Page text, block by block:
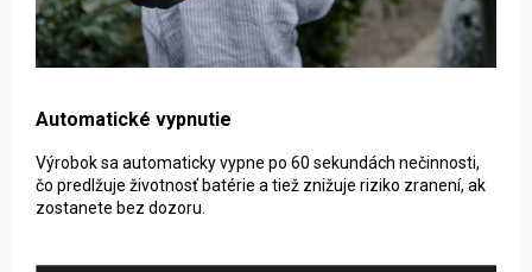
Automatické vypnutie
Výrobok sa automaticky vypne po 60 sekundách nečinnosti,
čo predlžuje životnosť batérie a tiež znižuje riziko zranení, ak
zostanete bez dozoru.